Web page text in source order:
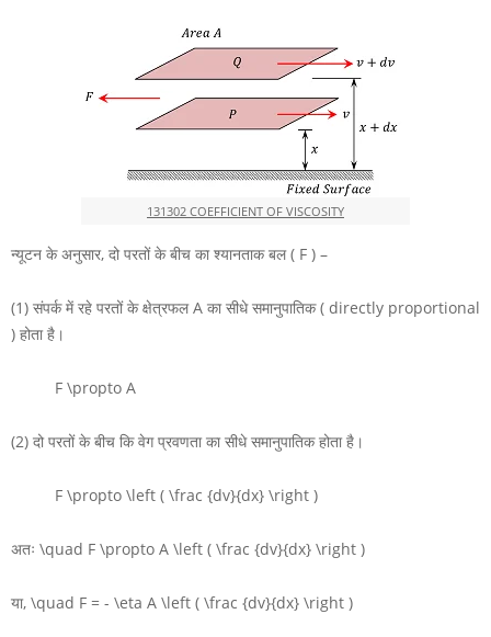
131302 COEFFICIENT OF VISCOSITY
न्यूटन के अनुसार, दो परतों के बीच का श्यानताक बल( F ) –
(1) संपर्क में रहे परतों के क्षेत्रफलA का सीधे समानुपातिक ( directly proportional
) होता है।
F \propto A
(2) दो परतों के बीच कि वेग प्रवणता का सीधे समानुपातिक होता है।
F \propto \left ( \frac {dv}{dx} \right )
अतः \quad F \propto A \left ( \frac {dv}{dx} \right )
या, \quad F = - \eta A \left ( \frac {dv}{dx} \right )